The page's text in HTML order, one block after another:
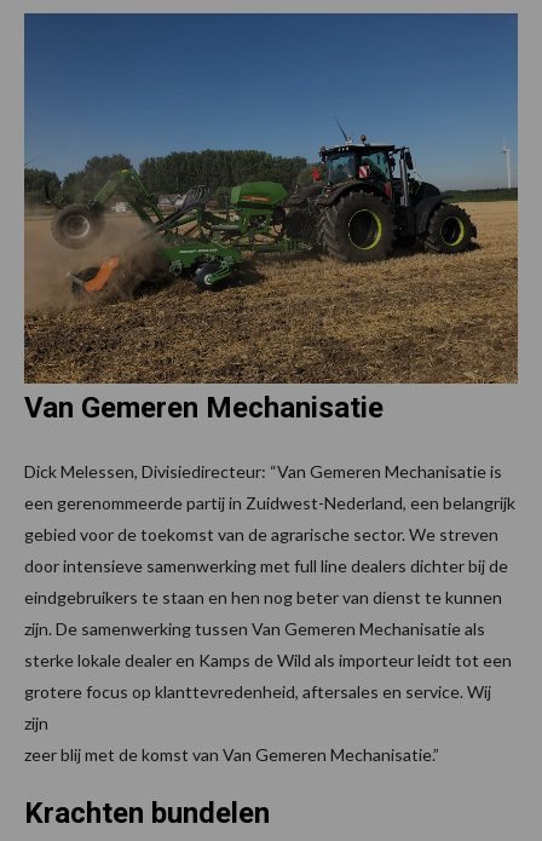
Van Gemeren Mechanisatie
Dick Melessen, Divisiedirecteur: “Van Gemeren Mechanisatie is
een gerenommeerde partij in Zuidwest-Nederland, een belangrijk
gebied voor de toekomst van de agrarische sector. We streven
door intensieve samenwerking met full line dealers dichter bij de
eindgebruikers te staan en hen nog beter van dienst te kunnen
zijn. De samenwerking tussen Van Gemeren Mechanisatie als
sterke lokale dealer en Kamps de Wild als importeur leidt tot een
grotere focus op klanttevredenheid, aftersales en service. Wij
zijn
zeer blij met de komst van Van Gemeren Mechanisatie.”
Krachten bundelen